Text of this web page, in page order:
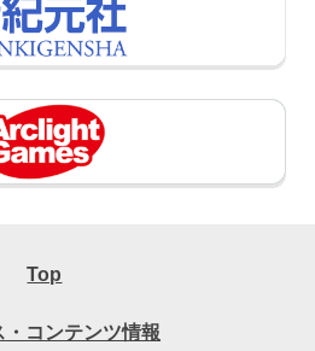
Top
・コンテンツ情報